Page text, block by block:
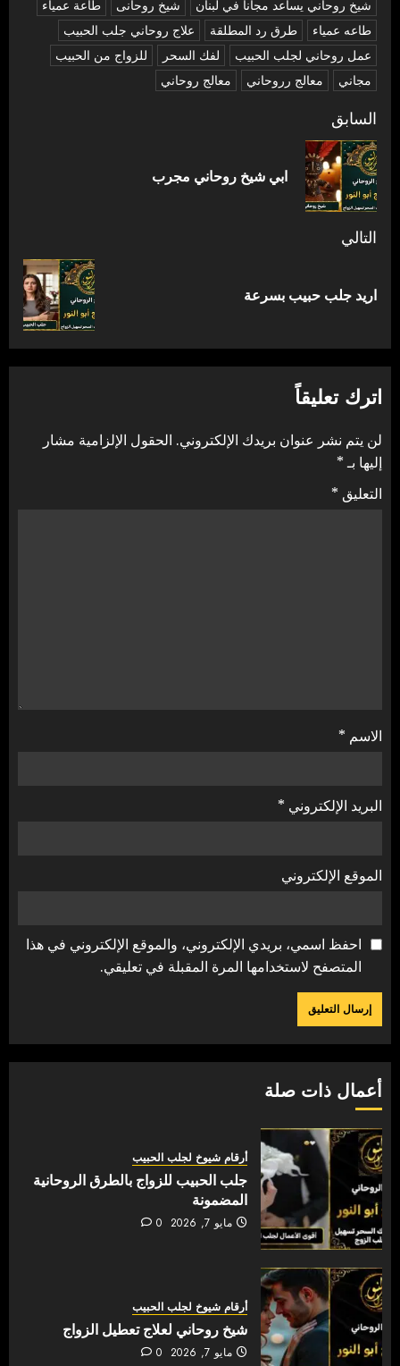
شیخ روحاني يساعد مجانا في لبنان شیخ روحانی
طاعة عمياء
طاعه عمياء
طرق رد المطلقة
علاج روحاني جلب الحبيب
عمل روحاني لجلب الحبيب
لفك السحر
للزواج من الحبيب
مجاني
معالج رروحاني معالج روحاني
تصفّح
المقالات
السابق
ابي شيخ روحاني مجرب
التالي
المقالة
اريد جلب حبيب بسرعة
اترك تعليقاً
لن يتم نشر عنوان بريدك الإلكتروني. الحقول الإلزامية مشار
إليها بـ*
التعليق *
الاسم *
البريد الإلكتروني *
الموقع الإلكتروني
احفظ اسمي، بريدي الإلكتروني، والموقع الإلكتروني في هذا
المتصفح لاستخدامها المرة المقبلة في تعليقي.
أعمال ذات صلة
أرقام شيوخ لجلب الحبيب
جلب الحبيب للزواج بالطرق الروحانية
المضمونة
مايو 7, 2026 0
أرقام شيوخ لجلب الحبيب
شيخ روحاني لعلاج تعطيل الزواج
مايو 7, 2026 0